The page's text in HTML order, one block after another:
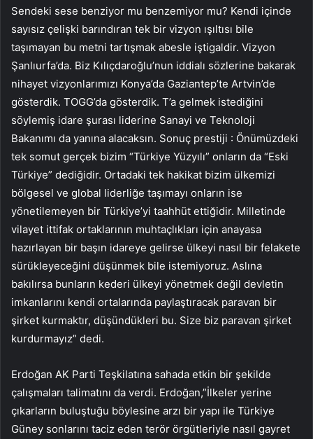
Sendeki sese benziyor mu benzemiyor mu? Kendi içinde
sayısız çelişki barındıran tek bir vizyon ışıltısı bile
taşımayan bu metni tartışmak abesle iştigaldir. Vizyon
Şanlıurfa’da. Biz Kılıçdaroğlu’nun iddialı sözlerine bakarak
nihayet vizyonlarımızı Konya’da Gaziantep’te Artvin’de
gösterdik. TOGG’da gösterdik. T’a gelmek istediğini
söylemiş idare şurası liderine Sanayi ve Teknoloji
Bakanımı da yanına alacaksın. Sonuç prestiji : Önümüzdeki
tek somut gerçek bizim “Türkiye Yüzyılı” onların da “Eski
Türkiye” dediğidir. Ortadaki tek hakikat bizim ülkemizi
bölgesel ve global liderliğe taşımayı onların ise
yönetilemeyen bir Türkiye’yi taahhüt ettiğidir. Milletinde
vilayet ittifak ortaklarının muhtaçlıkları için anayasa
hazırlayan bir başın idareye gelirse ülkeyi nasıl bir felakete
sürükleyeceğini düşünmek bile istemiyoruz. Aslına
bakılırsa bunların kederi ülkeyi yönetmek değil devletin
imkanlarını kendi ortalarında paylaştıracak paravan bir
şirket kurmaktır, düşündükleri bu. Size biz paravan şirket
kurdurmayız” dedi.
Erdoğan AK Parti Teşkilatına sahada etkin bir şekilde
çalışmaları talimatını da verdi. Erdoğan,”İlkeler yerine
çıkarların buluştuğu böylesine arzı bir yapı ile Türkiye
Güney sonlarını taciz eden terör örgütleriyle nasıl gayret